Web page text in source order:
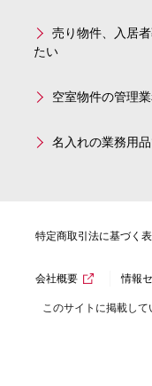
売り物件、入居
たい
空室物件の管理
名入れの業務用
特定商取引法に基づく
会社概要 情報
このサイトに掲載し